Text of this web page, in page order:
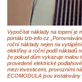
Vypočítat náklady na topení je
portálu tzb-info.cz
roční náklady nejen na
elektřiny a roční podíl nákladů
že pokud dům vykazuje malou
provedené elektrické
mezi investicemi, provozními
ECOMODULA jsou instalovány